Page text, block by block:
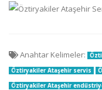
Anahtar Kelimeler:
Öztiryakiler Ataşehir servis
Öztiryakiler Ataşehir